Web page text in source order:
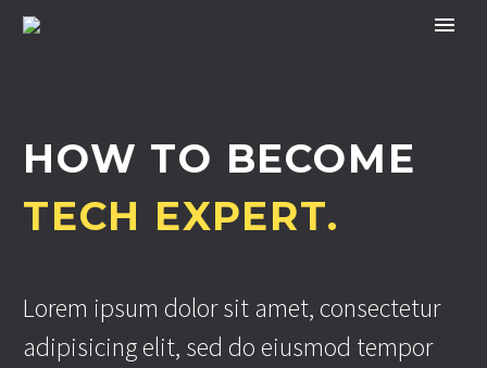
HOW TO BECOME
TECH EXPERT.
Lorem ipsum dolor sit amet, consectetur
adipisicing elit, sed do eiusmod tempor